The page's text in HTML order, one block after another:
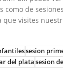
como de
que visites
sesion
del platasesion